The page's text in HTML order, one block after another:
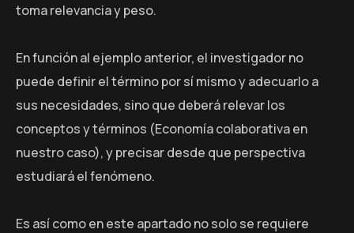
toma relevancia y peso.
En función al ejemplo anterior, el investigador no
puede definir el término por sí mismo y adecuarlo a
sus necesidades, sino que deberá relevar los
conceptos y términos (Economía colaborativa en
nuestro caso), y precisar desde que perspectiva
estudiará el fenómeno.
Es así como en este apartado no solo se requiere